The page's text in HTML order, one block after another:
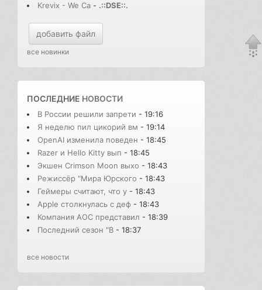
Krevix - We Ca - .::DSE::.
добавить файл
все новинки
ПОСЛЕДНИЕ НОВОСТИ
В России решили запрети - 19:16
Я неделю пил цикорий вм - 19:14
OpenAI изменила поведен - 18:45
Razer и Hello Kitty вып - 18:45
Экшен Crimson Moon выхо - 18:43
Режиссёр "Мира Юрского - 18:43
Геймеры считают, что у - 18:43
Apple столкнулась с деф - 18:43
Компания AOC представил - 18:39
Последний сезон "В - 18:37
все новости